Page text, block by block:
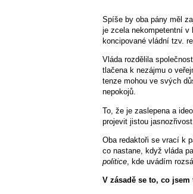
Spíše by oba pány měl
je zcela nekompetentní v
koncipované vládní tzv.
Vláda rozdělila
tlačena k nezájmu o
tenze mohou ve svých
nepokojů.
To, že je zaslepena a
projevit jistou jasnozřivost.
Oba redaktoři se vrací k
co nastane, když vláda
politice , kde uvádím
V zásadě se to, co